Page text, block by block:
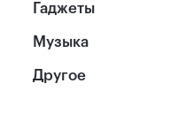
Гаджеты
Музыка
Другое